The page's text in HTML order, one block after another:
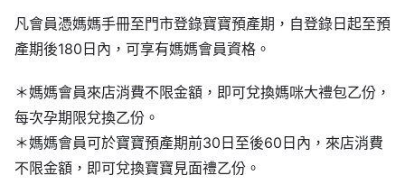
凡會員憑媽媽手冊至門市登錄寶寶預產期，自登錄日起至預
產期後180日內，可享有媽媽會員資格。
＊媽媽會員來店消費不限金額，即可兌換媽咪大禮包乙份，
每次孕期限兌換乙份。
＊媽媽會員可於寶寶預產期前30日至後60日內，來店消費
不限金額，即可兌換寶寶見面禮乙份。